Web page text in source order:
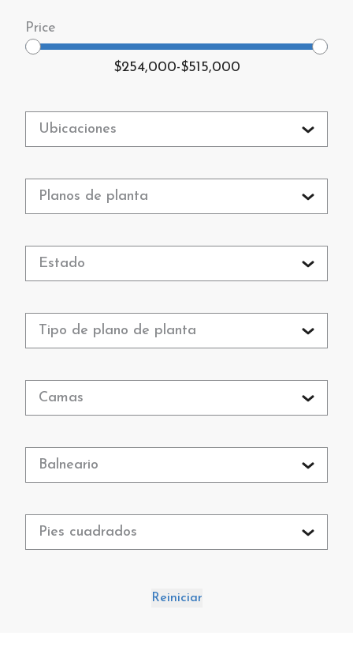
$254,000-$515,000
Ubicaciones
Planos de planta
Estado
Tipo de plano de planta
Camas
Balneario
Pies cuadrados
Reiniciar